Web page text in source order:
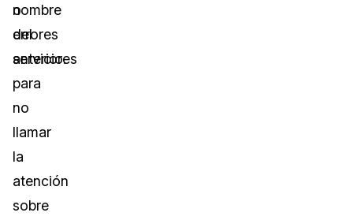
nombre
del
servicio.
o
errores
anteriores
para
no
llamar
la
atención
sobre